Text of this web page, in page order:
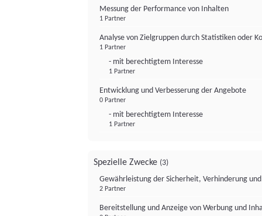
Messung der Performance von Inhalten
1 Partner
Analyse von Zielgruppen durch Statistiken oder
1 Partner
- mit berechtigtem Interesse
1 Partner
Entwicklung und Verbesserung der Angebote
0 Partner
- mit berechtigtem Interesse
1 Partner
Spezielle Zwecke (3)
Gewährleistung der Sicherheit, Verhinderung
2 Partner
Bereitstellung und Anzeige von Werbung und